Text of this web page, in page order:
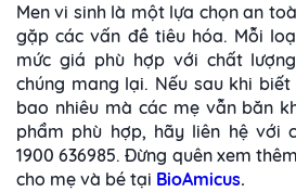
Men vi sinh là một lựa chọn an
gặp các vấn đề tiêu hóa. Mỗi
mức giá phù hợp với chất
chúng mang lại. Nếu sau khi
bao nhiêu mà các mẹ vẫn băn
phẩm phù hợp, hãy liên hệ với
1900 636985. Đừng quên xem
cho mẹ và bé tại BioAmicus.